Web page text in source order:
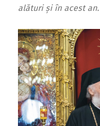
alături și în acest an.